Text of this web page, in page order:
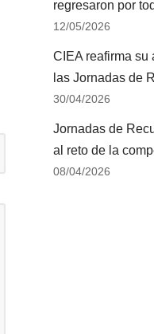
regresaron por
12/05/2026
CIEA reafirma su
las Jornadas de
30/04/2026
Jornadas de
al reto de la
08/04/2026